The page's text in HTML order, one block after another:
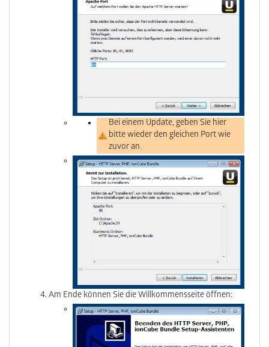
Bei einem Update, geben Sie hier
bitte wieder den gleichen Port wie
zuvor an.
Am Ende können Sie die Willkommensseite öffnen: